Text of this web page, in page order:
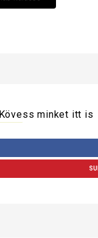
Kövess minket itt is